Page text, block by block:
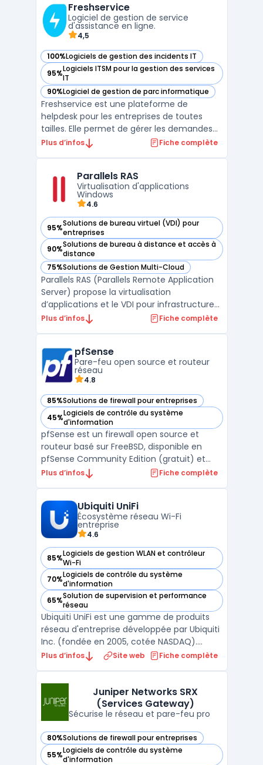
et une visibilité complète sur le trafic. Cette
solutio ...
Freshservice
Logiciel de gestion de service
d'assistance en ligne.
4,5
100%Logiciels de gestion des incidents IT
— voir Freshservice dans cette catégorie
95%Logiciels ITSM pour la gestion des services
IT
— voir Freshservice dans cette catégorie
90%Logiciel de gestion de parc informatique
— voir Freshservice dans cette catégorie
Freshservice est une plateforme de
helpdesk pour les entreprises de toutes
tailles. Elle permet de gérer les demandes
de support clients, les incidents IT et les
utilisateurs peuvent soumettre des tickets
de support vi ...
Plus d’infos Fiche complète
Parallels RAS
Virtualisation d'applications
Windows
4.6
95%Solutions de bureau virtuel (VDI) pour
entreprises
— voir Parallels RAS dans cette catégorie
90%Solutions de bureau à distance et accès à
distance
— voir Parallels RAS dans cette catégorie
75%Solutions de Gestion Multi-Cloud
— voir Parallels RAS dans cette catégorie
Parallels RAS (Parallels Remote Application
Server) propose la virtualisation
d’applications et le VDI pour infrastructures
RDS Windows Server et environnements
Windows, le bureau à distance et la gestion
des accès s ...
Plus d’infos Fiche complète
pfSense
Pare-feu open source et routeur
réseau
4.8
85%Solutions de firewall pour entreprises
— voir pfSense dans cette catégorie
45%Logiciels de contrôle du système
d'information
— voir pfSense dans cette catégorie
pfSense est un firewall open source et
routeur basé sur FreeBSD, disponible en
pfSense Community Edition (gratuit) et
pfSense Plus (avec services et support). La
Pour les organisations cherchant une
consolidation rése ...
Plus d’infos Fiche complète
Ubiquiti UniFi
Écosystème réseau Wi-Fi
entreprise
4.6
85%Logiciels de gestion WLAN et contrôleur
Wi-Fi
— voir Ubiquiti UniFi dans cette catégorie
70%Logiciels de contrôle du système
d'information
— voir Ubiquiti UniFi dans cette catégorie
65%Solution de supervision et performance
réseau
— voir Ubiquiti UniFi dans cette catégorie
Ubiquiti UniFi est une gamme de produits
réseau d'entreprise développée par Ubiquiti
Inc. (fondée en 2005, cotée NASDAQ).
L'écosystème couvre les points d'accès Wi-
routeurs et passerelles (UniFi Gateway), les
systè ...
Plus d’infos Site web Fiche complète
Juniper Networks SRX
(Services Gateway)
Sécurise le réseau et pare-feu pro
80%Solutions de firewall pour entreprises
— voir Juniper Networks SRX (Services Gateway) dans
55%Logiciels de contrôle du système
d'information
— voir Juniper Networks SRX (Services Gateway) dans